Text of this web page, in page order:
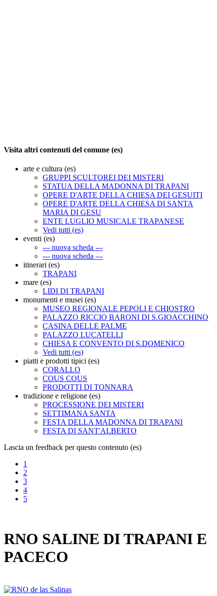
Visita altri contenuti del comune (es)
arte e cultura (es)
GRUPPI SCULTOREI DEI MISTERI
STATUA DELLA MADONNA DI TRAPANI
OPERE D'ARTE DELLA CHIESA DEI GESUITI
OPERE D'ARTE DELLA CHIESA DI SANTA
MARIA DI GESU
ENTE LUGLIO MUSICALE TRAPANESE
Vedi tutti (es)
eventi (es)
--- nuova scheda ---
--- nuova scheda ---
itinerari (es)
TRAPANI
mare (es)
LIDI DI TRAPANI
monumenti e musei (es)
MUSEO REGIONALE PEPOLI E CHIOSTRO
PALAZZO RICCIO BARONI DI S.GIOACCHINO
CASINA DELLE PALME
PALAZZO LUCATELLI
CHIESA E CONVENTO DI S.DOMENICO
Vedi tutti (es)
piatti e prodotti tipici (es)
CORALLO
COUS COUS
PRODOTTI DI TONNARA
tradizione e religione (es)
PROCESSIONE DEI MISTERI
SETTIMANA SANTA
FESTA DELLA MADONNA DI TRAPANI
FESTA DI SANT'ALBERTO
Lascia un feedback per questo contenuto (es)
1
2
3
4
5
RNO SALINE DI TRAPANI E
PACECO